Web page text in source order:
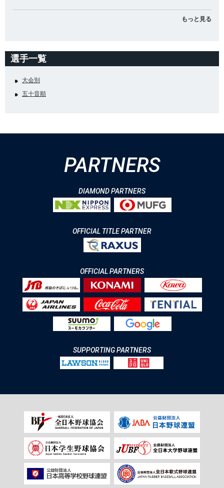
もっと見る
選手一覧
大会別
五十音順
PARTNERS
DIAMOND PARTNERS
OFFICIAL TITLE PARTNER
OFFICIAL PARTNERS
SUPPORTING PARTNERS